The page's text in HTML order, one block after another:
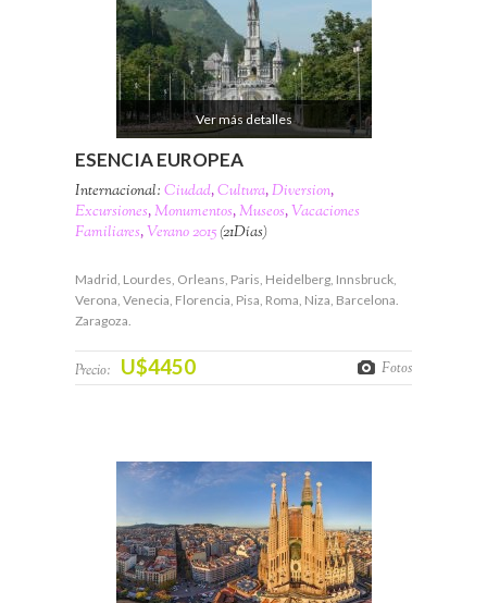
Ver más detalles
ESENCIA EUROPEA
Internacional: Ciudad,Cultura,Diversion,
Excursiones,Monumentos,Museos,Vacaciones
Familiares,Verano 2015 (21Días)
Madrid, Lourdes, Orleans, Paris, Heidelberg, Innsbruck,
Verona, Venecia, Florencia, Pisa, Roma, Niza, Barcelona.
Zaragoza.
Precio: U$4450 Fotos